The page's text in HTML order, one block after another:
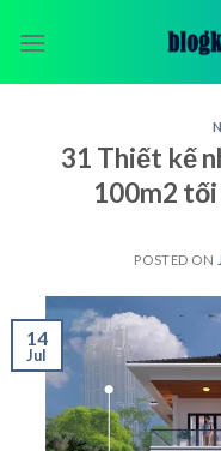
31 Thiết kế
100m2 tối
POSTED ON
14
Jul